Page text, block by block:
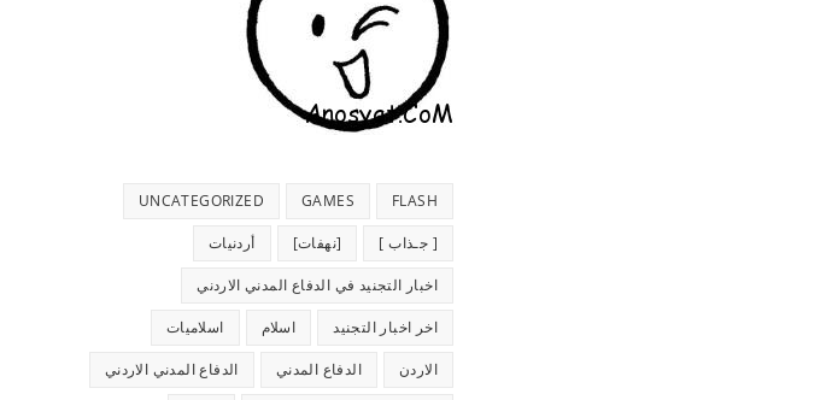
FLASH
GAMES
UNCATEGORIZED
[ جـذاب ] [نهفات] أردنيات
اخبار التجنيد في الدفاع المدني الاردني
اخر اخبار التجنيد اسلام اسلاميات
الاردن الدفاع المدني الدفاع المدني الاردني